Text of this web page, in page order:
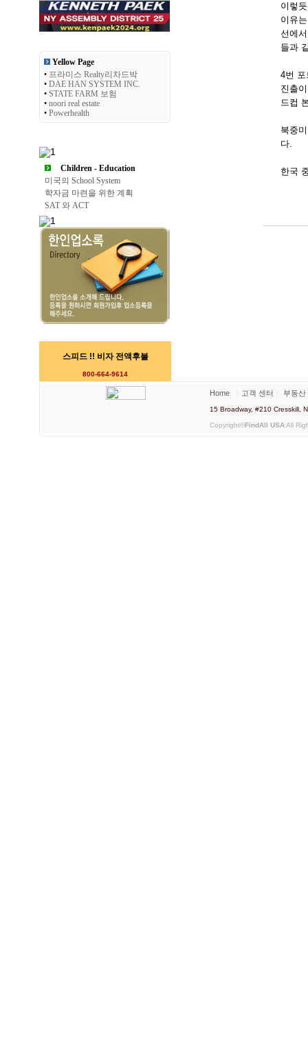
Yellow Page
• 프라미스 Realty리차드박
• DAE HAN SYSTEM INC.
• STATE FARM 보험
• noori real estate
• Powerhealth
Children - Education
미국의 School System
학자금 마련을 위한 계획
SAT 와 ACT
스피드 !! 비자 전액후불
800-664-9614
이렇
이유
선에
들과
4번
진출
드컵
북중
다.
한국
Home 고객 센터 부동산
15 Broadway, #210 Cresskill,
Copyright©FindAll USAAll